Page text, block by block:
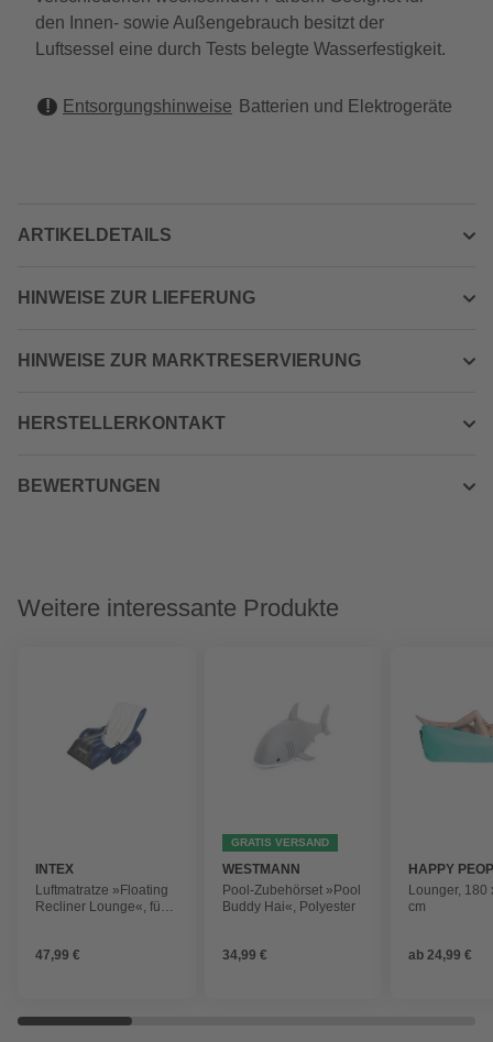
den Innen- sowie Außengebrauch besitzt der
Luftsessel eine durch Tests belegte Wasserfestigkeit.
Entsorgungshinweise Batterien und Elektrogeräte
ARTIKELDETAILS
HINWEISE ZUR LIEFERUNG
HINWEISE ZUR MARKTRESERVIERUNG
HERSTELLERKONTAKT
BEWERTUNGEN
Weitere interessante Produkte
INTEX
Luftmatratze »Floating
Recliner Lounge«, für 1
47,99 €
GRATIS VERSAND
WESTMANN
Pool-Zubehörset »Pool
Buddy Hai«, Polyester
34,99 €
HAPPY
Lounger, 180
cm
ab24,99 €